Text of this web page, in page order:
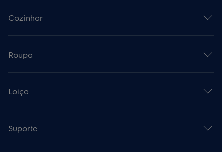
Cozinhar
Roupa
Loiça
Suporte